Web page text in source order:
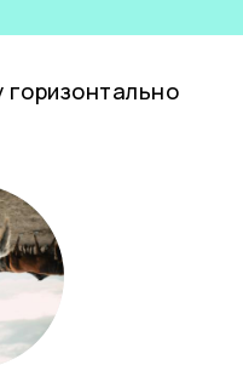
горизонтально